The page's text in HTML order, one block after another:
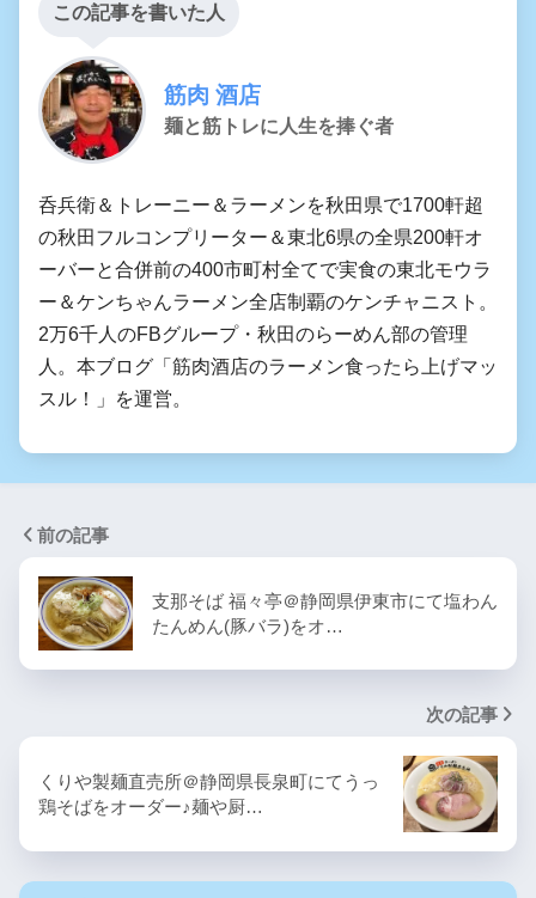
この記事を書いた人
筋肉 酒店
麺と筋トレに人生を捧ぐ者
呑兵衛＆トレーニー＆ラーメンを秋田県で1700軒超
の秋田フルコンプリーター＆東北6県の全県200軒オ
ーバーと合併前の400市町村全てで実食の東北モウラ
ー＆ケンちゃんラーメン全店制覇のケンチャニスト。
2万6千人のFBグループ・秋田のらーめん部の管理
人。本ブログ「筋肉酒店のラーメン食ったら上げマッ
スル！」を運営。
前の記事
支那そば 福々亭＠静岡県伊東市にて塩わん
たんめん(豚バラ)をオ…
次の記事
くりや製麺直売所＠静岡県長泉町にてうっ
鶏そばをオーダー♪麺や厨…